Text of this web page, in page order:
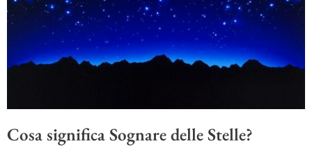
Cosa significa Sognare delle Stelle?